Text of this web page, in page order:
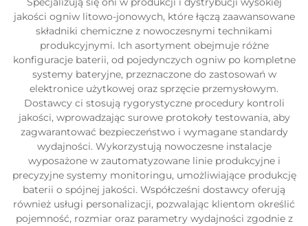
jakości ogniw litowo-jonowych, które łączą zaawansowane
składniki chemiczne z nowoczesnymi technikami
produkcyjnymi. Ich asortyment obejmuje różne
konfiguracje baterii, od pojedynczych ogniw po kompletne
systemy bateryjne, przeznaczone do zastosowań w
elektronice użytkowej oraz sprzęcie przemysłowym.
Dostawcy ci stosują rygorystyczne procedury kontroli
jakości, wprowadzając surowe protokoły testowania, aby
zagwarantować bezpieczeństwo i wymagane standardy
wydajności. Wykorzystują nowoczesne instalacje
wyposażone w zautomatyzowane linie produkcyjne i
precyzyjne systemy monitoringu, umożliwiające produkcję
baterii o spójnej jakości. Współcześni dostawcy oferują
również usługi personalizacji, pozwalając klientom określić
pojemność, rozmiar oraz parametry wydajności zgodnie z